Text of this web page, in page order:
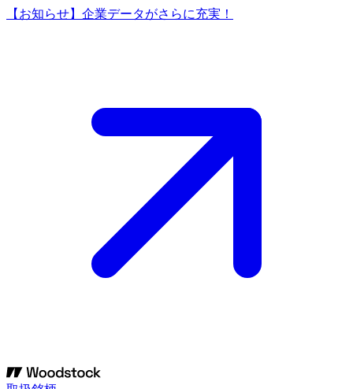
【お知らせ】企業データがさらに充実！